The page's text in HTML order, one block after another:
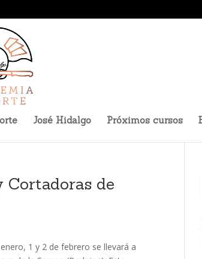
José Hidalgo Próximos cursos
Cortadoras de
1 y 2 de febrero se llevará a